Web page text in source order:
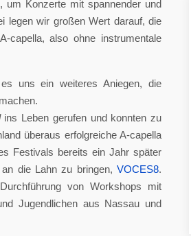
um Konzerte mit spannender und
legen wir großen Wert darauf, die
capella, also ohne instrumentale
uns ein weiteres Aniegen, die
ins Leben gerufen und konnten zu
überaus erfolgreiche A-capella
Festivals bereits ein Jahr später
die Lahn zu bringen, VOCES8.
von Workshops mit
Jugendlichen aus Nassau und